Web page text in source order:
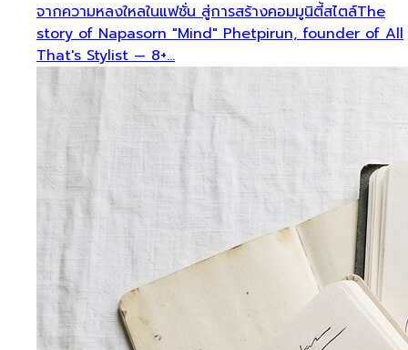
จากความหลงใหลในแฟชั่น สู่การสร้างคอมมูนิตี้สไตล์The
story of Napasorn "Mind" Phetpirun, founder of All
That's Stylist — 8+…